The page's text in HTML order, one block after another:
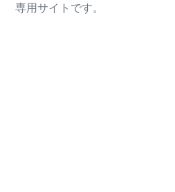
専用サイトです。